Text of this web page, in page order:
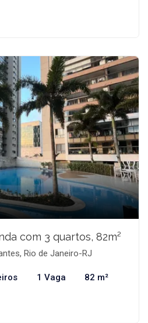
com 3 quartos, 82m²
Rio de Janeiro-RJ
1 Vaga 82 m²